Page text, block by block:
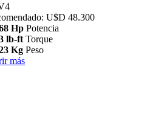
U$D 48.300
Hp Potencia
lb-ft Torque
Kg Peso
más